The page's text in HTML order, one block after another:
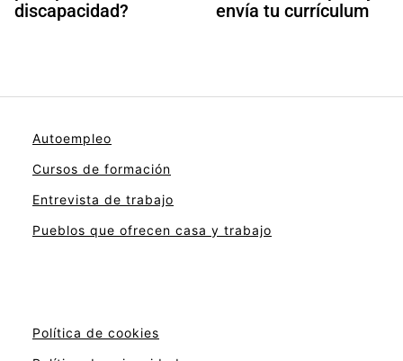
discapacidad?
envía tu currículum
Autoempleo
Cursos de formación
Entrevista de trabajo
Pueblos que ofrecen casa y trabajo
Política de cookies